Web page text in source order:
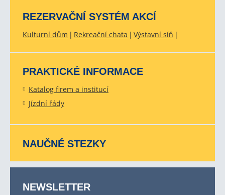
REZERVAČNÍ SYSTÉM AKCÍ
Kulturní dům Rekreační chata Výstavní síň
PRAKTICKÉ INFORMACE
Katalog firem a institucí
Jízdní řády
NAUČNÉ STEZKY
NEWSLETTER